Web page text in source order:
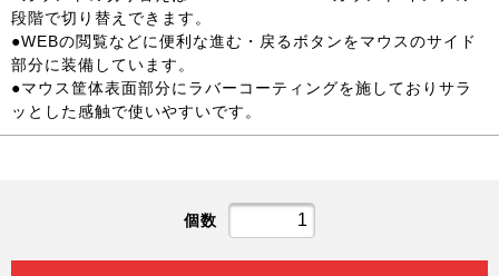
段階で切り替えできます。
●WEBの閲覧などに便利な進む・戻るボタンをマウスのサイド
部分に装備しています。
●マウス筐体表面部分にラバーコーティングを施しておりサラ
ッとした感触で使いやすいです。
個数